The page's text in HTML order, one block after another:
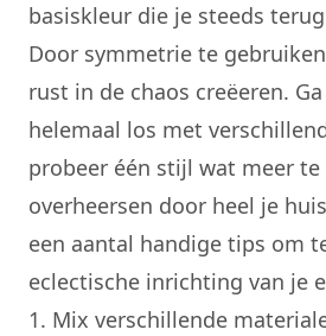
basiskleur die je steeds
Door symmetrie te
rust in de chaos creëeren.
helemaal los met
probeer één stijl wat meer te
overheersen door heel je
een aantal handige tips om
eclectische inrichting van je
1. Mix verschillende